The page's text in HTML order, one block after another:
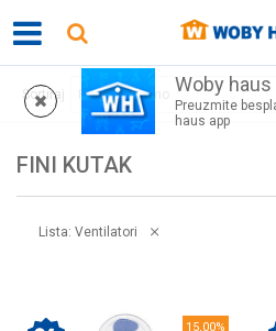
Woby haus
Preuzmite
haus app
WOBY KARTICA NAGRAĐUJE
FINI KUTAK
Sortiraj
Lista: Ventilatori
15,00%